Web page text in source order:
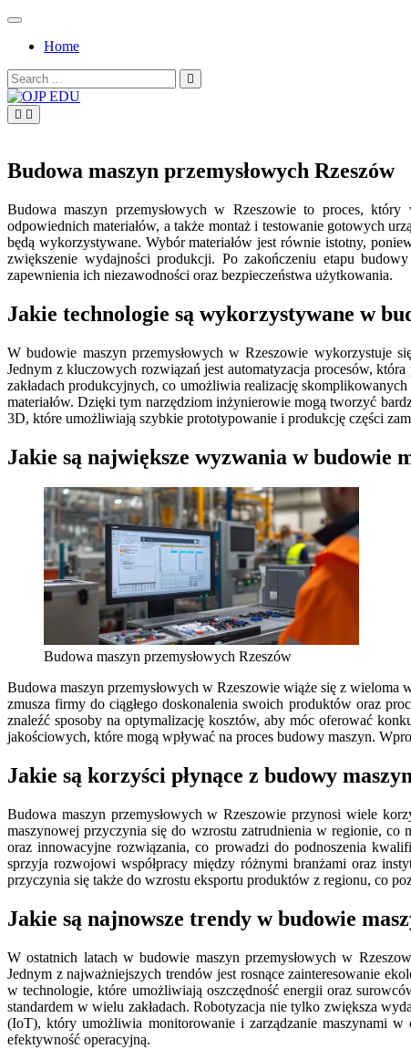
Skip
contentHome
Search
for:
Budowa maszyn przemysłowych Rzeszów
Budowa maszyn przemysłowych w Rzeszowie to proces,
odpowiednich materiałów, a także montaż i testowanie gotowych
będą wykorzystywane. Wybór materiałów jest równie istotny,
zwiększenie wydajności produkcji. Po zakończeniu etapu
zapewnienia ich niezawodności oraz bezpieczeństwa użytkowania.
Jakie technologie są wykorzystywane w
W budowie maszyn przemysłowych w Rzeszowie wykorzystuje
Jednym z kluczowych rozwiązań jest automatyzacja procesów,
zakładach produkcyjnych, co umożliwia realizację
materiałów. Dzięki tym narzędziom inżynierowie mogą tworzyć
3D, które umożliwiają szybkie prototypowanie i produkcję części
Jakie są największe wyzwania w budowie
Budowa maszyn przemysłowych Rzeszów
Budowa maszyn przemysłowych w Rzeszowie wiąże się z
zmusza firmy do ciągłego doskonalenia swoich produktów oraz
znaleźć sposoby na optymalizację kosztów, aby móc oferować
jakościowych, które mogą wpływać na proces budowy maszyn.
Jakie są korzyści płynące z budowy
Budowa maszyn przemysłowych w Rzeszowie przynosi wiele
maszynowej przyczynia się do wzrostu zatrudnienia w regionie,
oraz innowacyjne rozwiązania, co prowadzi do podnoszenia
sprzyja rozwojowi współpracy między różnymi branżami oraz
przyczynia się także do wzrostu eksportu produktów z regionu, co
Jakie są najnowsze trendy w budowie
W ostatnich latach w budowie maszyn przemysłowych w
Jednym z najważniejszych trendów jest rosnące zainteresowanie
w technologie, które umożliwiają oszczędność energii oraz
standardem w wielu zakładach. Robotyzacja nie tylko zwiększa
(IoT), który umożliwia monitorowanie i zarządzanie maszynami w
efektywność operacyjną.